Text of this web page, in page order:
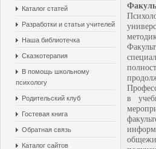
Каталог статей
Разработки и статьи учителей
Наша библиотечка
Сказкотерапия
В помощь школьному
психологу
Родительский клуб
Гостевая книга
Обратная связь
Каталог сайтов
в